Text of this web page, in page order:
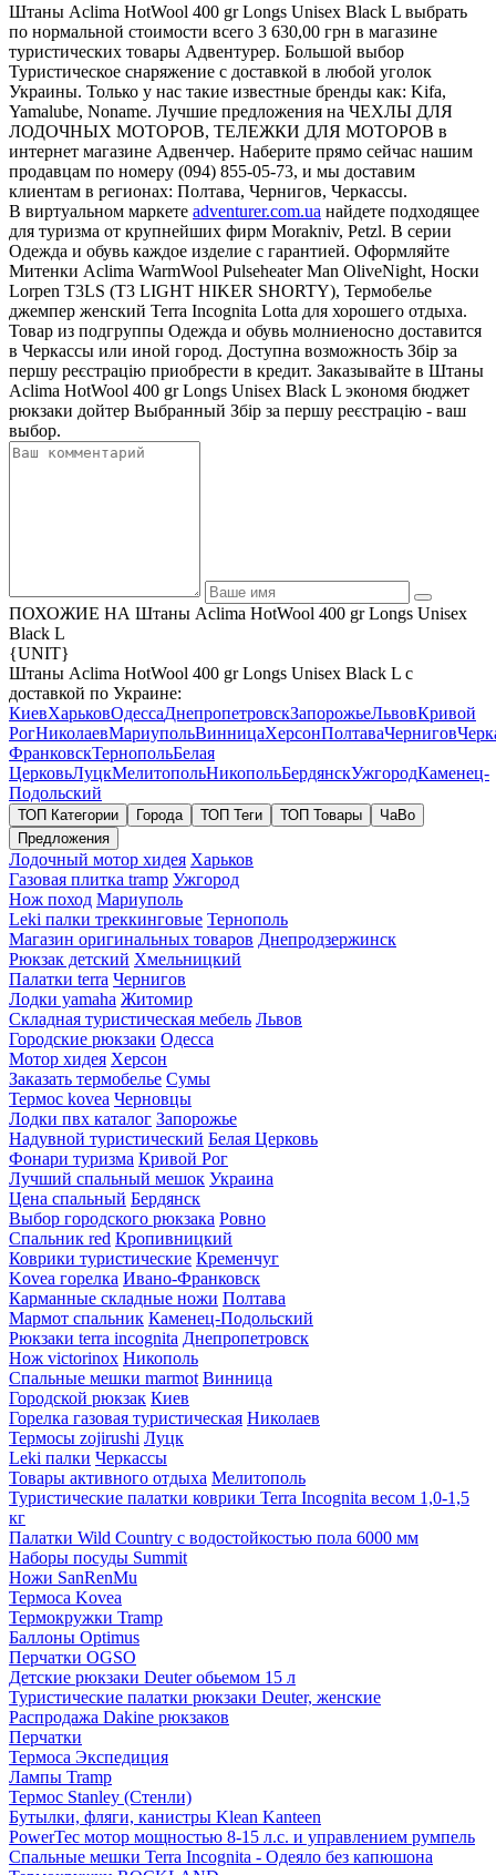
Штаны Aclima HotWool 400 gr Longs Unisex Black L выбрать
по нормальной стоимости всего 3 630,00 грн в магазине
туристических товары Адвентурер. Большой выбор
Туристическое снаряжение с доставкой в любой уголок
Украины. Только у нас такие известные бренды как: Kifa,
Yamalube, Noname. Лучшие предложения на ЧЕХЛЫ ДЛЯ
ЛОДОЧНЫХ МОТОРОВ, ТЕЛЕЖКИ ДЛЯ МОТОРОВ в
интернет магазине Адвенчер. Наберите прямо сейчас нашим
продавцам по номеру (094) 855-05-73, и мы доставим
клиентам в регионах: Полтава, Чернигов, Черкассы.
В виртуальном маркете adventurer.com.ua найдете подходящее
для туризма от крупнейших фирм Morakniv, Petzl. В серии
Одежда и обувь каждое изделие с гарантией. Оформляйте
Митенки Aclima WarmWool Pulseheater Man OliveNight, Носки
Lorpen T3LS (T3 LIGHT HIKER SHORTY), Термобелье
джемпер женский Terra Incognita Lotta для хорошего отдыха.
Товар из подгруппы Одежда и обувь молниеносно доставится
в Черкассы или иной город. Доступна возможность Збір за
першу реєстрацію приобрести в кредит. Заказывайте в Штаны
Aclima HotWool 400 gr Longs Unisex Black L экономя бюджет
рюкзаки дойтер Выбранный Збір за першу реєстрацію - ваш
выбор.
ПОХОЖИЕ НА Штаны Aclima HotWool 400 gr Longs Unisex
Black L
{UNIT}
Штаны Aclima HotWool 400 gr Longs Unisex Black L с
доставкой по Украине:
КиевХарьковОдессаДнепропетровскЗапорожьеЛьвовКривой
РогНиколаевМариупольВинницаХерсонПолтаваЧернигов
ФранковскТернопольБелая
ЦерковьЛуцкМелитопольНикопольБердянскУжгородКаменец-
Подольский
ТОП Категории Города ТОП Теги ТОП Товары
ЧаВо
Предложения
Лодочный мотор хидея Харьков
Газовая плитка tramp Ужгород
Нож поход Мариуполь
Leki палки треккинговые Тернополь
Магазин оригинальных товаров Днепродзержинск
Рюкзак детский Хмельницкий
Палатки terra Чернигов
Лодки yamaha Житомир
Складная туристическая мебель Львов
Городские рюкзаки Одесса
Мотор хидея Херсон
Заказать термобелье Сумы
Термос kovea Черновцы
Лодки пвх каталог Запорожье
Надувной туристический Белая Церковь
Фонари туризма Кривой Рог
Лучший спальный мешок Украина
Цена спальный Бердянск
Выбор городского рюкзака Ровно
Спальник red Кропивницкий
Коврики туристические Кременчуг
Kovea горелка Ивано-Франковск
Карманные складные ножи Полтава
Мармот спальник Каменец-Подольский
Рюкзаки terra incognita Днепропетровск
Нож victorinox Никополь
Спальные мешки marmot Винница
Городской рюкзак Киев
Горелка газовая туристическая Николаев
Термосы zojirushi Луцк
Leki палки Черкассы
Товары активного отдыха Мелитополь
Туристические палатки коврики Terra Incognita весом 1,0-1,5
кг
Палатки Wild Country с водостойкостью пола 6000 мм
Наборы посуды Summit
Ножи SanRenMu
Термоса Kovea
Термокружки Tramp
Баллоны Optimus
Перчатки OGSO
Детские рюкзаки Deuter обьемом 15 л
Туристические палатки рюкзаки Deuter, женские
Распродажа Dakine рюкзаков
Перчатки
Термоса Экспедиция
Лампы Tramp
Термос Stanley (Стенли)
Бутылки, фляги, канистры Klean Kanteen
PowerTec мотор мощностью 8-15 л.с. и управлением румпель
Спальные мешки Terra Incognita - Одеяло без капюшона